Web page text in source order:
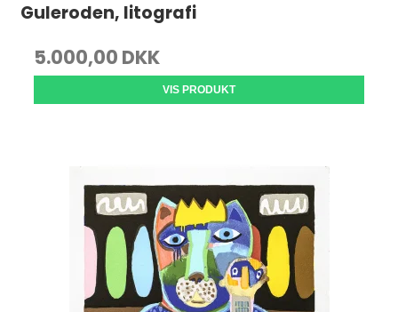
Guleroden, litografi
5.000,00 DKK
VIS PRODUKT